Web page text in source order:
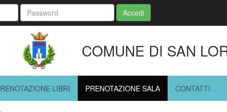
Accedi
COMUNE DI SAN
LIBRI PRENOTAZIONE SALA CONTATTI